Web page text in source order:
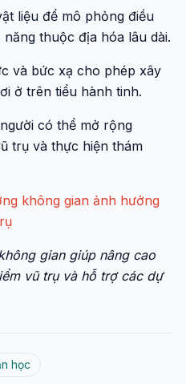
liệu để mô phỏng điều
thuộc địa hóa lâu dài.
và bức xạ cho phép xây
ở trên tiểu hành tinh.
có thể mở rộng
trụ và thực hiện thám
không gian ảnh hưởng
gian giúp nâng cao
vũ trụ và hỗ trợ các dự
học